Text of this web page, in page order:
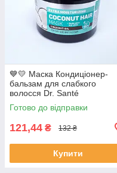
💙💛 Маска Кондиціонер-
бальзам для слабкого
волосся Dr. Santé
Готово до відправки
121,44 ₴ 132 ₴
Купити